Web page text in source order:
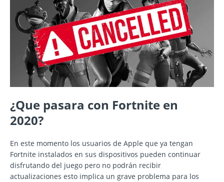
¿Que pasara con Fortnite en
2020?
En este momento los usuarios de Apple que ya tengan
Fortnite instalados en sus dispositivos pueden continuar
disfrutando del juego pero no podrán recibir
actualizaciones esto implica un grave problema para los